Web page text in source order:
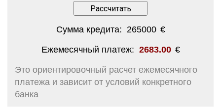
Сумма кредита: 265000 €
Ежемесячный платеж: 2683.00 €
Это ориентировочный расчет ежемесячного
платежа и зависит от условий конкретного
банка